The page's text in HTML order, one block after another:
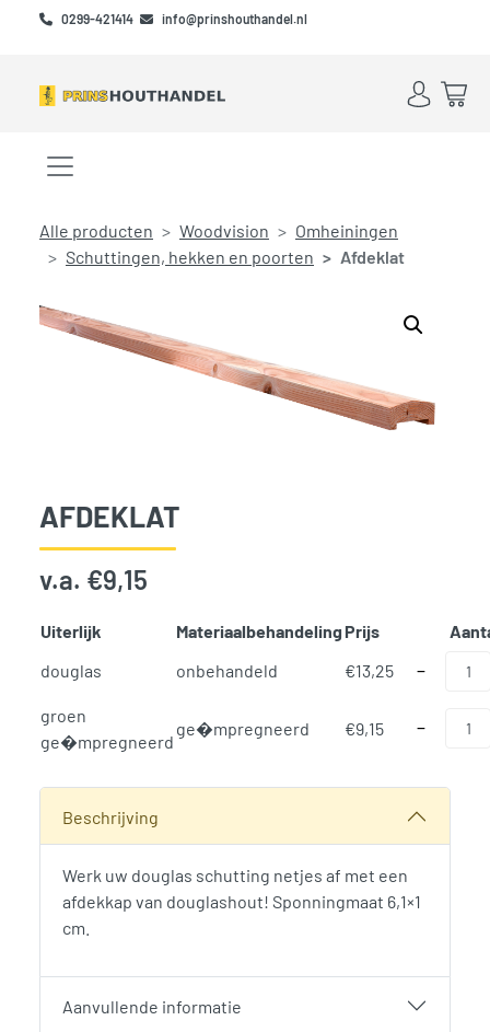
Skip to main content
Skip to footer
0299-421414 info@prinshouthandel.nl
Account
Menu openen/sluiten
Alle producten Woodvision
Omheiningen
Schuttingen, hekken en poorten
Afdeklat
AFDEKLAT
v.a. €9,15
Uiterlijk Materiaalbehandeling Prijs
douglas
onbehandeld €13,25 −
Afdeklat
groen
ge�mpregneerd
ge�mpregneerd €9,15 −
Afdeklat
Beschrijving
Werk uw douglas schutting netjes af met een
afdekkap van douglashout! Sponningmaat 6,1×1
cm.
Aanvullende informatie